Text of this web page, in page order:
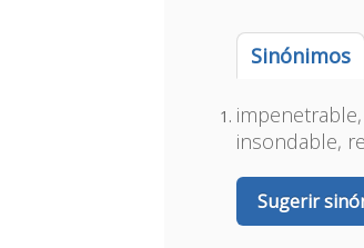
Sinónimos
insondable,
Sugerir